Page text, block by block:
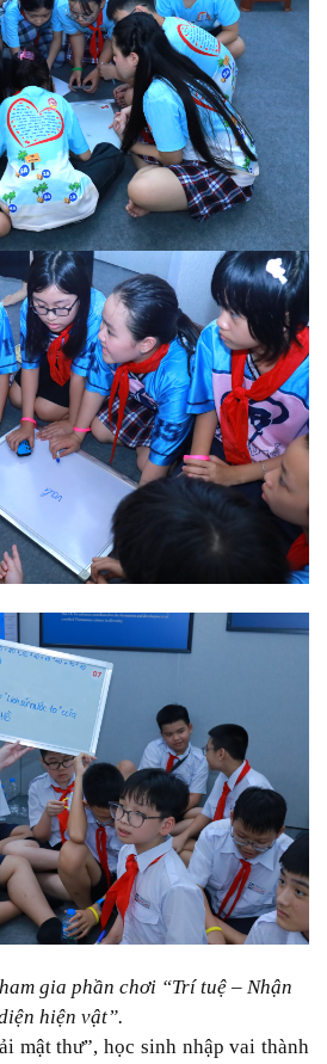
gia phần chơi “Trí tuệ – Nhận
hiện vật”.
mật thư”, học sinh nhập vai thành